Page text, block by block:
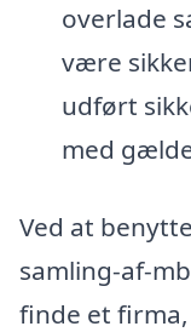
overlade
være
udført
med
Ved at
samling-af-
finde et